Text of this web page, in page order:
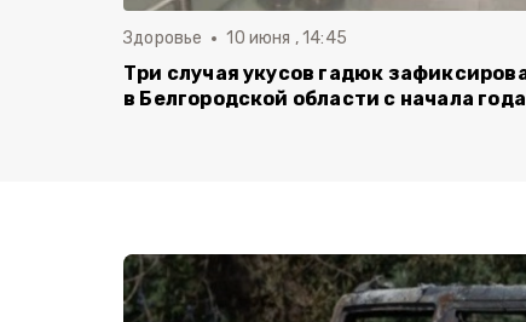
Здоровье 10 июня , 14:45
Три случая укусов гадюк
в Белгородской области с начала года